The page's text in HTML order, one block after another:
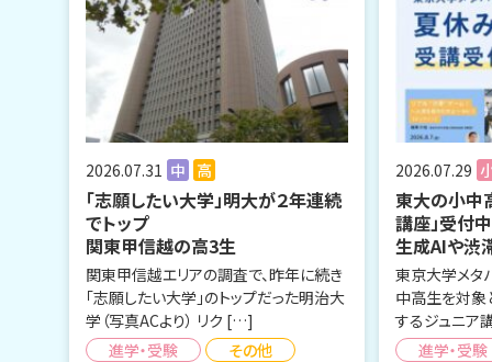
2026.07.31 中 高
「志願したい大学」明大が２年連続
でトップ
関東甲信越の高3生
関東甲信越エリアの調査で、昨年に続き
「志願したい大学」のトップだった明治大
学（写真ACより） リク […]
進学・受験
その他
2026.07.29
東大の小中
講座」受付中
生成AIや渋
東京大学メタ
中高生を対象
するジュニ
進学・受験